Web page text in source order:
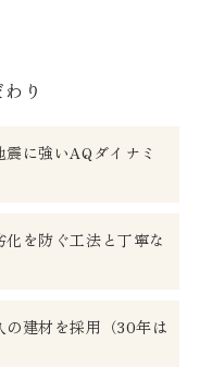
り
に強いAQダイナミ
を防ぐ工法と丁寧な
の建材を採用（30年は